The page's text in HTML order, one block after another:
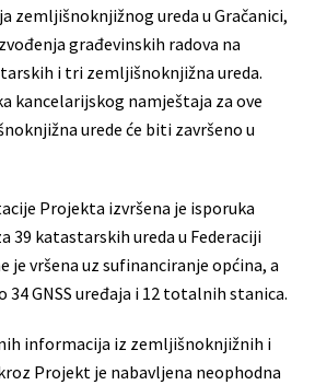
zemljišnoknjižnog ureda u Gračanici,
građevinskih radova na
i tri zemljišnoknjižna ureda.
kancelarijskog namještaja za ove
urede će biti završeno u
Projekta izvršena je isporuka
39 katastarskih ureda u Federaciji
je vršena uz sufinanciranje općina, a
34 GNSS uređaja i 12 totalnih stanica.
informacija iz zemljišnoknjižnih i
Projekt je nabavljena neophodna